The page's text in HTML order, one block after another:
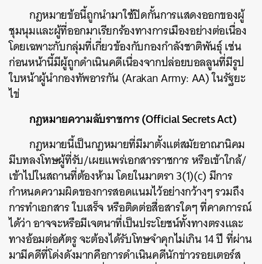
กฎหมายข้อนี้ถูกนำมาใช้ปิดกั้นการแสดงออกของผู้
ชุมนุมและผู้ที่ออกมาเรียกร้องทางการเมืองอย่างต่อเนื่อง
โดยเฉพาะกับกลุ่มที่เกี่ยวข้องกับกองกำลังชาติพันธุ์ เช่น
ก่อนหน้านี้มีผู้ถูกดำเนินคดีเนื่องจากปล่อยบอลลูนที่มีรูป
ใบหน้าผู้นำกองทัพอารกัน (Arakan Army: AA) ในรัฐยะ
ไข่
กฎหมายความลับราชการ (Official Secrets Act)
กฎหมายนี้เป็นกฎหมายที่มีมาตั้งแต่สมัยอาณานิคม
มีบทลงโทษผู้ที่รับ/เผยแพร่เอกสารราชการ หรือเข้าใกล้/
เข้าไปในสถานที่ต้องห้าม โดยในมาตรา 3(1)(c) มีการ
กำหนดความผิดของการสอดแนมไว้อย่างกว้างๆ รวมถึง
การทำเอกสาร ใบเสร็จ หรือติดต่อสื่อสารใดๆ ที่คาดการณ์
ได้ว่า อาจจะหรือมีเจตนาที่เป็นประโยชน์ทั้งทางตรงและ
ทางอ้อมต่อศัตรู จะต้องได้รับโทษจำคุกไม่เกิน 14 ปี ที่ผ่าน
มามีคดีที่โด่งดังมากคือการดำเนินคดีนักข่าวรอยเตอร์ส